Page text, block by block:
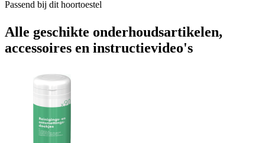
Passend bij dit hoortoestel
Alle geschikte onderhoudsartikelen,
accessoires en instructievideo's